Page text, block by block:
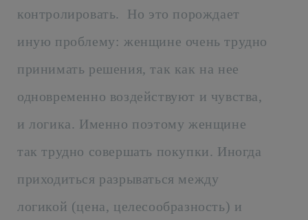
контролировать. Но это порождает
иную проблему: женщине очень трудно
принимать решения, так как на нее
одновременно воздействуют и чувства,
и логика. Именно поэтому женщине
так трудно совершать покупки. Иногда
приходиться разрываться между
логикой (цена, целесообразность) и